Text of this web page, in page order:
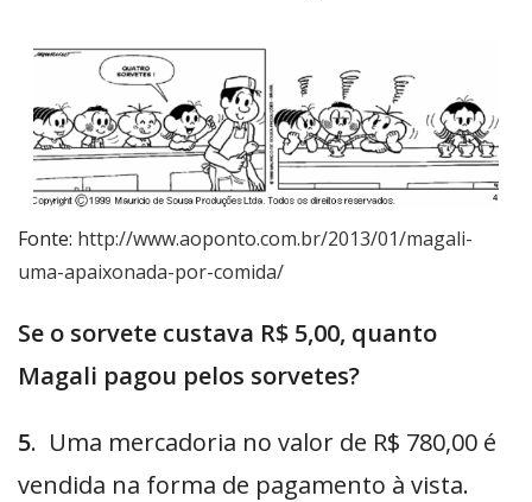
Fonte: http://www.aoponto.com.br/2013/01/magali-
uma-apaixonada-por-comida/
Se o sorvete custava R$ 5,00, quanto
Magali pagou pelos sorvetes?
5. Uma mercadoria no valor de R$ 780,00 é
vendida na forma de pagamento à vista.